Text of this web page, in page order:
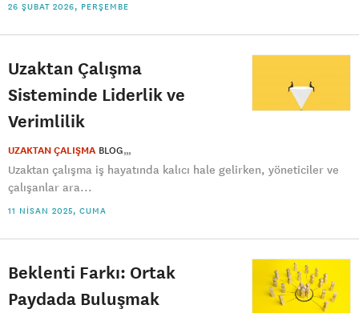
26 ŞUBAT 2026, PERŞEMBE
Uzaktan Çalışma
Sisteminde Liderlik ve
Verimlilik
UZAKTAN ÇALIŞMA BLOG
Uzaktan çalışma iş hayatında kalıcı hale gelirken, yöneticiler ve
çalışanlar ara...
11 NISAN 2025, CUMA
Beklenti Farkı: Ortak
Paydada Buluşmak